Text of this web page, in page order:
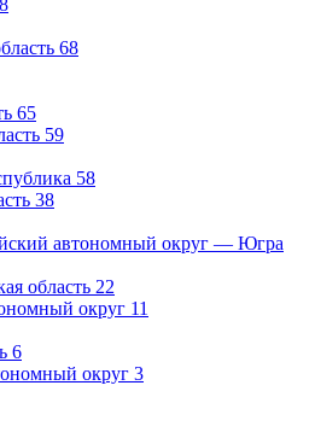
68
65
59
58
38
автономный округ — Югра
область 22
округ 11
6
округ 3